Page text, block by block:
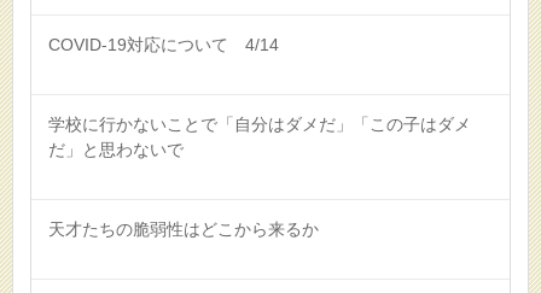
COVID-19対応について 4/14
学校に行かないことで「自分はダメだ」「この子はダメ
だ」と思わないで
天才たちの脆弱性はどこから来るか